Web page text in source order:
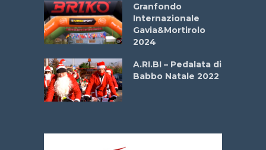
Granfondo
Internazionale
Gavia&Mortirolo
2024
A.RI.BI – Pedalata di
Babbo Natale 2022